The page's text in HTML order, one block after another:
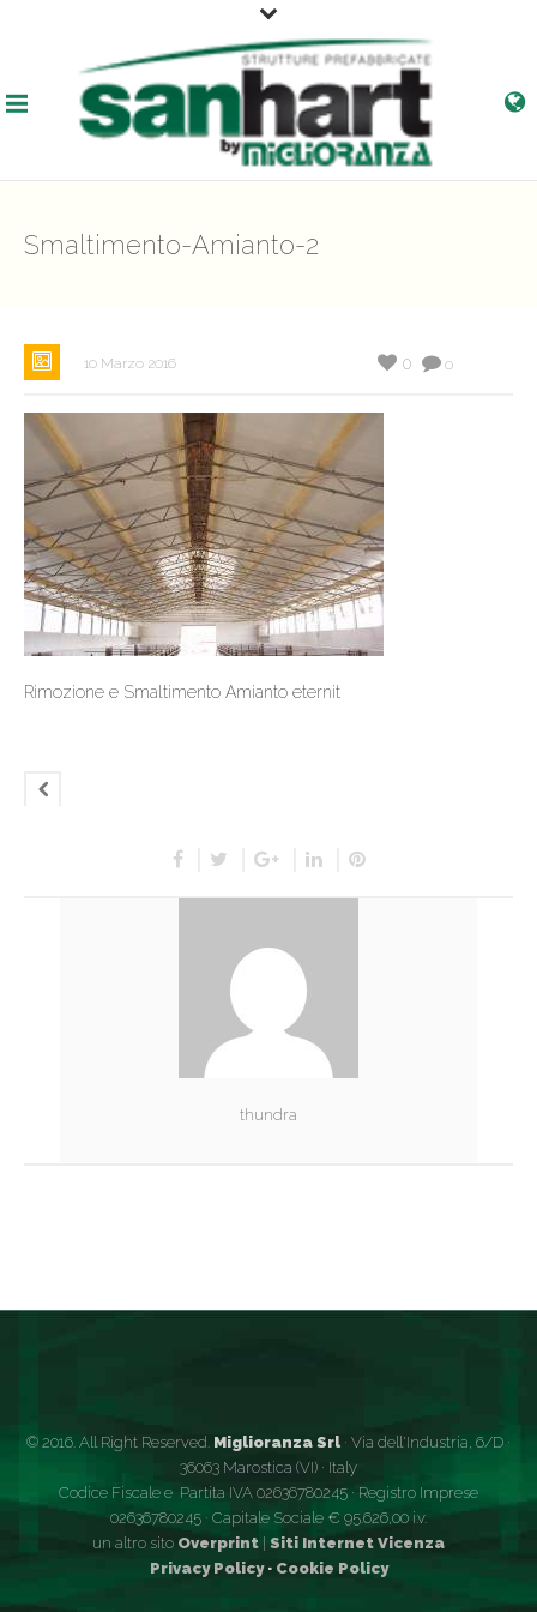
Smaltimento-Amianto-2
10 Marzo 2016 0
0
Rimozione e Smaltimento Amianto eternit
thundra
© 2016. All Right Reserved. Miglioranza Srl · Via dell'Industria, 6/D ·
36063 Marostica (VI) · Italy
Codice Fiscale e Partita IVA 02636780245 · Registro Imprese
02636780245 · Capitale Sociale € 95.626,00 i.v.
un altro sito Overprint Siti Internet Vicenza
Privacy Policy · Cookie Policy